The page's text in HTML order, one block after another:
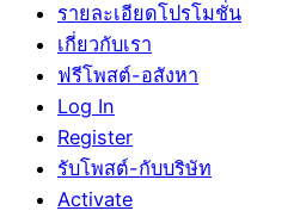
รายละเอียดโปรโมชั่น
เกี่ยวกับเรา
ฟรีโพสต์-อสังหา
Log In
Register
รับโพสต์-กับบริษัท
Activate